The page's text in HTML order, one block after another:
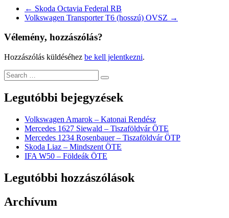
← Skoda Octavia Federal RB
Volkswagen Transporter T6 (hosszú) OVSZ →
Vélemény, hozzászólás?
Hozzászólás küldéséhez be kell jelentkezni.
Legutóbbi bejegyzések
Volkswagen Amarok – Katonai Rendész
Mercedes 1627 Siewald – Tiszaföldvár ÖTE
Mercedes 1234 Rosenbauer – Tiszaföldvár ÖTP
Skoda Liaz – Mindszent ÖTE
IFA W50 – Földeák ÖTE
Legutóbbi hozzászólások
Archívum